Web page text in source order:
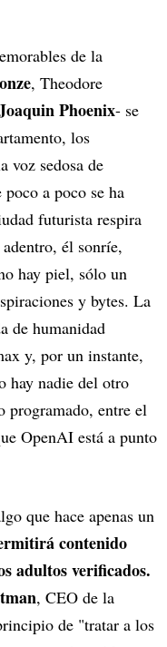
de la
, Theodore
Phoenix- se
los
voz sedosa de
a poco se ha
futurista respira
él sonríe,
hay piel, sólo un
y bytes. La
de humanidad
y, por un instante,
hay nadie del otro
programado, entre el
OpenAI está a punto
que hace apenas un
contenido
adultos verificados.
, CEO de la
de "tratar a los